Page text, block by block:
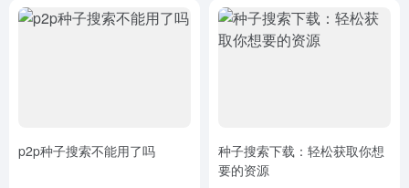
p2p种子搜索不能用了吗
种子搜索下载：轻松获取你想
要的资源